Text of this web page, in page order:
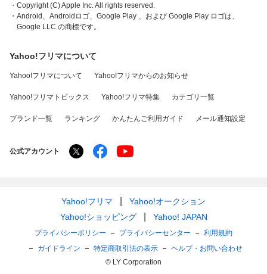
・Copyright (C) Apple Inc. All rights reserved.
・Android、Androidロゴ、Google Play 、および Google Play ロゴは、
Google LLC の商標です。
Yahoo!フリマについて
Yahoo!フリマについて Yahoo!フリマからのお知らせ
Yahoo!フリマトピックス Yahoo!フリマ特集 カテゴリ一覧
ブランド一覧 ランキング かんたんご利用ガイド メール通知設定
公式アカウント
Yahoo!フリマ
Yahoo!オークション
Yahoo!ショッピング
Yahoo! JAPAN
プライバシーポリシー プライバシーセンター
利用規約
ガイドライン
特定商取引法の表示
ヘルプ・お問い合わせ
© LY Corporation